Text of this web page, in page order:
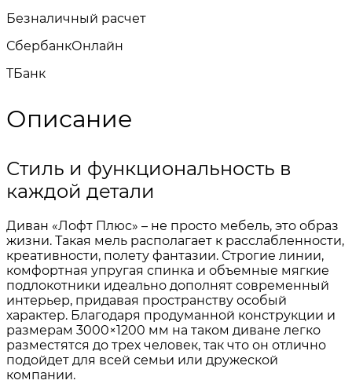
Безналичный расчет
СбербанкОнлайн
TБанк
Описание
Стиль и функциональность в
каждой детали
Диван «Лофт Плюс» – не просто мебель, это образ
жизни. Такая мель располагает к расслабленности,
креативности, полету фантазии. Строгие линии,
комфортная упругая спинка и объемные мягкие
подлокотники идеально дополнят современный
интерьер, придавая пространству особый
характер. Благодаря продуманной конструкции и
размерам 3000×1200 мм на таком диване легко
разместятся до трех человек, так что он отлично
подойдет для всей семьи или дружеской
компании.